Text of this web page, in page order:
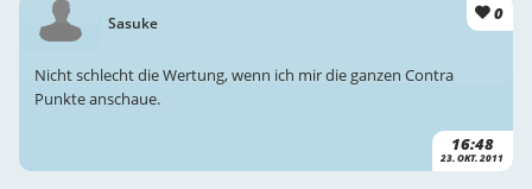
Sasuke 0
16:48
23. OKT. 2011
Nicht schlecht die Wertung, wenn ich mir die ganzen Contra
Punkte anschaue.